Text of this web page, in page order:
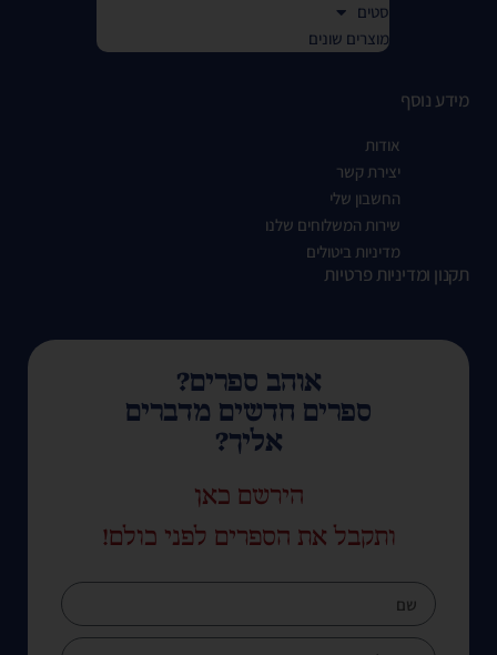
סטים
מוצרים שונים
מידע נוסף
אודות
יצירת קשר
החשבון שלי
שירות המשלוחים שלנו
מדיניות ביטולים
תקנון ומדיניות פרטיות
אוהב ספרים?
ספרים חדשים מדברים
אליך?
הירשם כאן
ותקבל את הספרים לפני כולם!